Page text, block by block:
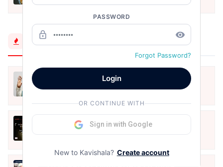
Trending Now
अंतिम ऊँचाई - कुँवर नारायण | Stay Home
Stay Safe | TVF's Aspirants
PASSWORD
lock_outline remove_red_eye
Forgot Password?
Login
OR CONTINUE WITH
Sign in with Google
New to Kavishala? Create account